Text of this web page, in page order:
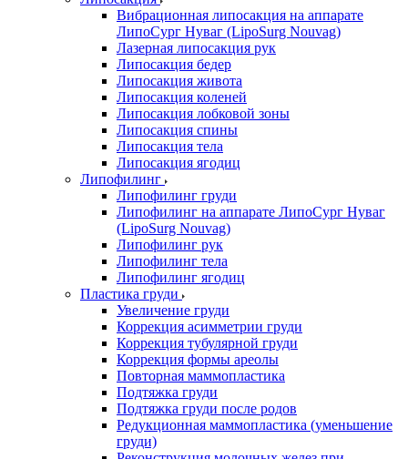
Вибрационная липосакция на аппарате
ЛипоСург Нуваг (LipoSurg Nouvag)
Лазерная липосакция рук
Липосакция бедер
Липосакция живота
Липосакция коленей
Липосакция лобковой зоны
Липосакция спины
Липосакция тела
Липосакция ягодиц
Липофилинг
Липофилинг груди
Липофилинг на аппарате ЛипоСург Нуваг
(LipoSurg Nouvag)
Липофилинг рук
Липофилинг тела
Липофилинг ягодиц
Пластика груди
Увеличение груди
Коррекция асимметрии груди
Коррекция тубулярной груди
Коррекция формы ареолы
Повторная маммопластика
Подтяжка груди
Подтяжка груди после родов
Редукционная маммопластика (уменьшение
груди)